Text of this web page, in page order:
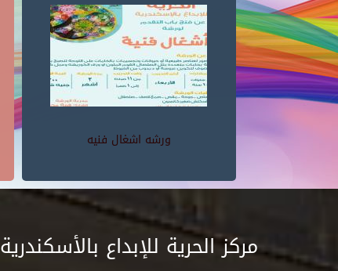
ورشه اشغال فنيه
مركز الحرية للإبداع بالأسكندرية